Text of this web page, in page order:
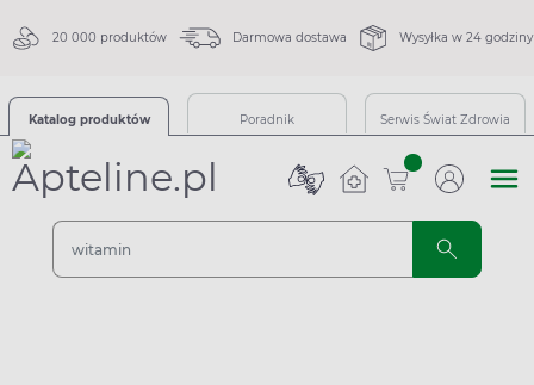
20 000 produktów Darmowa dostawa Wysyłka w 24 godziny
Katalog produktów Poradnik Serwis Świat Zdrowia
sztuk